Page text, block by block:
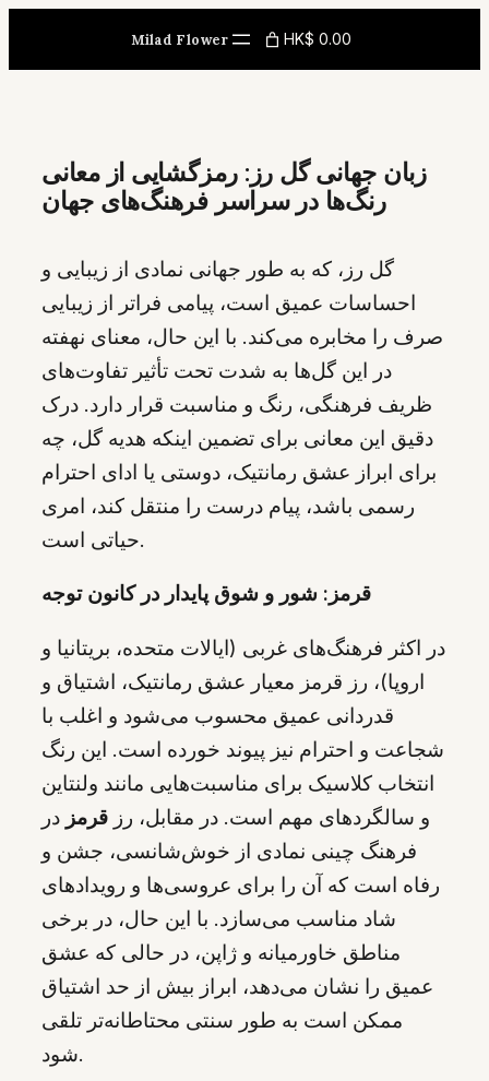
content
Milad Flower HK$ 0.00
زبان جهانی گل رز: رمزگشایی از معانی
رنگ‌ها در سراسر فرهنگ‌های جهان
گل رز، که به طور جهانی نمادی از زیبایی و
احساسات عمیق است، پیامی فراتر از زیبایی
صرف را مخابره می‌کند. با این حال، معنای نهفته
در این گل‌ها به شدت تحت تأثیر تفاوت‌های
ظریف فرهنگی، رنگ و مناسبت قرار دارد. درک
دقیق این معانی برای تضمین اینکه هدیه گل، چه
برای ابراز عشق رمانتیک، دوستی یا ادای احترام
رسمی باشد، پیام درست را منتقل کند، امری
حیاتی است.
قرمز: شور و شوق پایدار در کانون توجه
در اکثر فرهنگ‌های غربی (ایالات متحده، بریتانیا و
اروپا)، رز قرمز معیار عشق رمانتیک، اشتیاق و
قدردانی عمیق محسوب می‌شود و اغلب با
شجاعت و احترام نیز پیوند خورده است. این رنگ
انتخاب کلاسیک برای مناسبت‌هایی مانند ولنتاین
و سالگردهای مهم است. در مقابل، رز قرمز در
فرهنگ چینی نمادی از خوش‌شانسی، جشن و
رفاه است که آن را برای عروسی‌ها و رویدادهای
شاد مناسب می‌سازد. با این حال، در برخی
مناطق خاورمیانه و ژاپن، در حالی که عشق
عمیق را نشان می‌دهد، ابراز بیش از حد اشتیاق
ممکن است به طور سنتی محتاطانه‌تر تلقی
شود.